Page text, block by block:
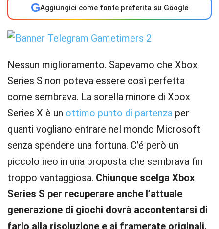
GAggiungici come fonte preferita su Google
Nessun miglioramento. Sapevamo che Xbox
Series S non poteva essere così perfetta
come sembrava. La sorella minore di Xbox
Series X è un ottimo punto di partenza per
quanti vogliano entrare nel mondo Microsoft
senza spendere una fortuna. C’é però un
piccolo neo in una proposta che sembrava fin
troppo vantaggiosa. Chiunque scelga Xbox
Series S per recuperare anche l’attuale
generazione di giochi dovrà accontentarsi di
farlo alla risoluzione e ai framerate originali.